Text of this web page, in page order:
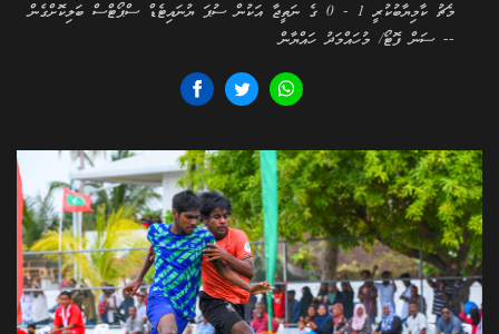
މެޗު ކާމިޔާބުކުރީ 1 - 0 ގެ ނަތީޖާ އަކުން ސުޕަ ޔުނައިޓެޑް ސްޕޯޓްސް ބަލިކޮށްގެން
-- ސަން ފޮޓޯ/ މުހައްމަދު ހައްޔާން